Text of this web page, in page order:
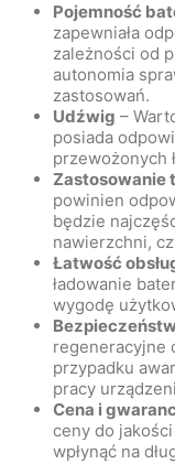
Pojemność
zapewniała
zależności od
autonomia
zastosowań.
Udźwig –
posiada
przewożonych
Zastosowanie
powinien
będzie
nawierzchni,
Łatwość
ładowanie
wygodę
regeneracyjne
przypadku
pracy
Cena i
ceny do
wpłynąć na